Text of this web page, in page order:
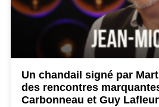
Un chandail signé par
des rencontres
Carbonneau et Guy Lafleur